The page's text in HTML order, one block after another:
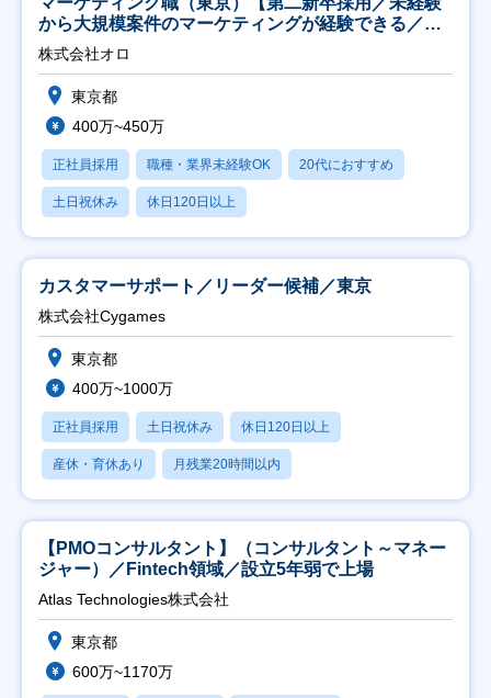
から大規模案件のマーケティングが経験できる／研
修充実】
株式会社オロ
東京都
400万~450万
正社員採用 職種・業界未経験OK 20代におすすめ
土日祝休み 休日120日以上
カスタマーサポート／リーダー候補／東京
株式会社Cygames
東京都
400万~1000万
正社員採用 土日祝休み 休日120日以上
産休・育休あり 月残業20時間以内
【PMOコンサルタント】（コンサルタント～マネー
ジャー）／Fintech領域／設立5年弱で上場
Atlas Technologies株式会社
東京都
600万~1170万